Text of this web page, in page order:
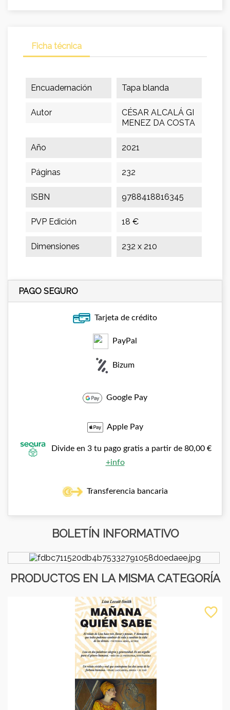
Ficha técnica
Encuadernación Tapa blanda
Autor
CÉSAR ALCALÁ GI
MENEZ DA COSTA
Año 2021
Páginas 232
ISBN 9788418816345
PVP Edición 18 €
Dimensiones 232 x 210
PAGO SEGURO
Tarjeta de crédito
PayPal
Bizum
Google Pay
Apple Pay
Divide en 3 tu pago gratis a partir de 80,00 €
+info
Transferencia bancaria
BOLETÍN INFORMATIVO
PRODUCTOS EN LA MISMA CATEGORÍA
favorite_border